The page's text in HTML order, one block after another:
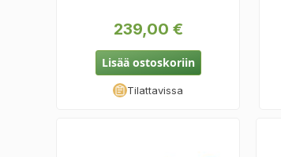
239,00 €
Lisää ostoskoriin
Tilattavissa